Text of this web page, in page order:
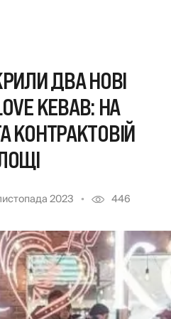
ДВА НОВІ
KEBAB: НА
КОНТРАКТОВІЙ
2023 446